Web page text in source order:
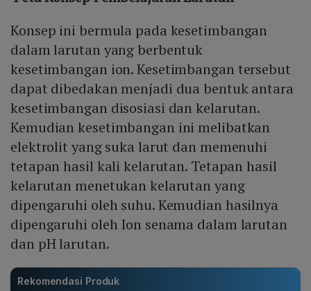
Konsep ini bermula pada kesetimbangan
dalam larutan yang berbentuk
kesetimbangan ion. Kesetimbangan tersebut
dapat dibedakan menjadi dua bentuk antara
kesetimbangan disosiasi dan kelarutan.
Kemudian kesetimbangan ini melibatkan
elektrolit yang suka larut dan memenuhi
tetapan hasil kali kelarutan. Tetapan hasil
kelarutan menetukan kelarutan yang
dipengaruhi oleh suhu. Kemudian hasilnya
dipengaruhi oleh Ion senama dalam larutan
dan pH larutan.
Rekomendasi Produk